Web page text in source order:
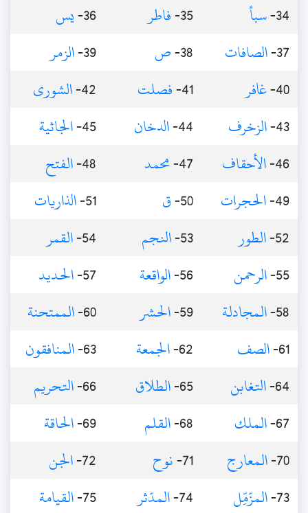
34- سبأ 35- فاطر 36- يس
37- الصافات 38- ص 39- الزمر
40- غافر 41- فصلت 42- الشورى
43- الزخرف 44- الدخان 45- الجاثية
46- الأحقاف 47- محمد 48- الفتح
49- الحجرات 50- ق 51- الذاريات
52- الطور 53- النجم 54- القمر
55- الرحمن 56- الواقعة 57- الحديد
58- المجادلة 59- الحشر 60- الممتحنة
61- الصف 62- الجمعة 63- المنافقون
64- التغابن 65- الطلاق 66- التحريم
67- الملك 68- القلم 69- الحاقة
70- المعارج 71- نوح 72- الجن
73- المزّمِّل 74- المدّثر 75- القيامة